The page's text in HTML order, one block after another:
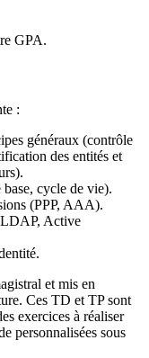
GPA.
:
généraux (contrôle
des entités et
cycle de vie).
(PPP, AAA).
Active
et mis en
Ces TD et TP sont
exercices à réaliser
personnalisées sous